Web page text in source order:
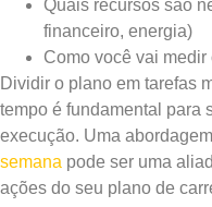
Quais recursos são
financeiro, energia)
Como você vai
Dividir o plano em tarefas
tempo é fundamental para
execução. Uma
semana pode ser uma
ações do seu plano de